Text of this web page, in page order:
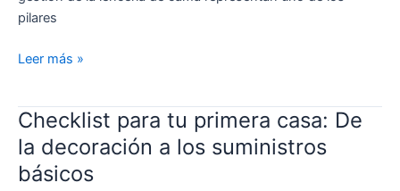
pilares
Leer más »
Checklist para tu primera casa: De
la decoración a los suministros
básicos
Checklist
para
tu
primera